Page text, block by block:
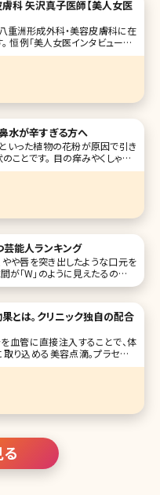
科 矢沢真子医師【美人女医
洲形成外科・美容皮膚科に在
恒例「美人女医インタビュー」も
今回は東京駅の八重洲口から徒
成外科・美容皮膚科に勤務さ
もとは形成外科出身で、そこか
水が辛すぎる方へ
いった植物の花粉が原因で引き
とです。 目の痒みやくしゃみ、
が特徴で、日常生活に様々な影
能人ランキング
や唇を突き出したような口元を
「W」のように見えたるのがも
てからアヒル口は女性の間で流
とうまくできずに撃沈したこと
とは。クリニック独自の配合
血管に直接注入することで、体
り込める美容点滴。プラセンタ
名ですが、不足しがちなビタミ
ヤーズカクテルも根強い人気の
知